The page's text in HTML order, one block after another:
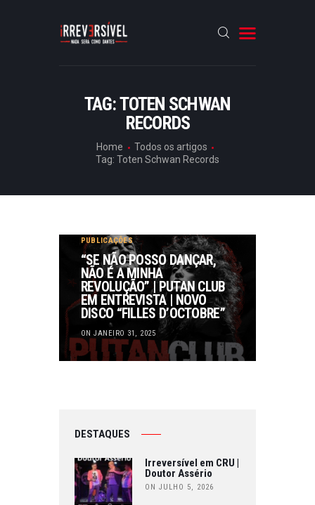
TAG: TOTEN SCHWAN
RECORDS
Home
Todos os artigos
Tag: Toten Schwan Records
HOME
ENTREVISTAS
ARTIGOS
PUBLICAÇÕES
“SE NÃO POSSO DANÇAR,
NÃO É A MINHA
REVOLUÇÃO” | PUTAN CLUB
EM ENTREVISTA | NOVO
DISCO “FILLES D’OCTOBRE”
ON JANEIRO 31, 2025
DESTAQUES
Irreversível em CRU |
Doutor Assério
ON JULHO 5, 2026